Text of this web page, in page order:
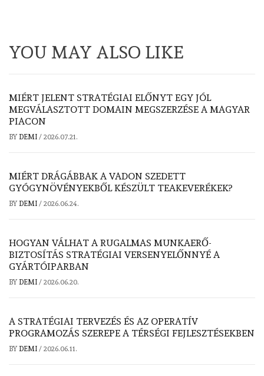
YOU MAY ALSO LIKE
MIÉRT JELENT STRATÉGIAI ELŐNYT EGY JÓL
MEGVÁLASZTOTT DOMAIN MEGSZERZÉSE A MAGYAR
PIACON
BY DEMI / 2026.07.21.
MIÉRT DRÁGÁBBAK A VADON SZEDETT
GYÓGYNÖVÉNYEKBŐL KÉSZÜLT TEAKEVERÉKEK?
BY DEMI / 2026.06.24.
HOGYAN VÁLHAT A RUGALMAS MUNKAERŐ-
BIZTOSÍTÁS STRATÉGIAI VERSENYELŐNNYÉ A
GYÁRTÓIPARBAN
BY DEMI / 2026.06.20.
A STRATÉGIAI TERVEZÉS ÉS AZ OPERATÍV
PROGRAMOZÁS SZEREPE A TÉRSÉGI FEJLESZTÉSEKBEN
BY DEMI / 2026.06.11.